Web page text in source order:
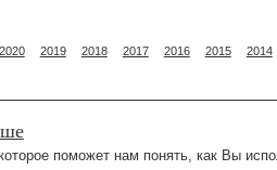
2020 2019 2018 2017 2016 2015 2014
поможет нам понять, как Вы